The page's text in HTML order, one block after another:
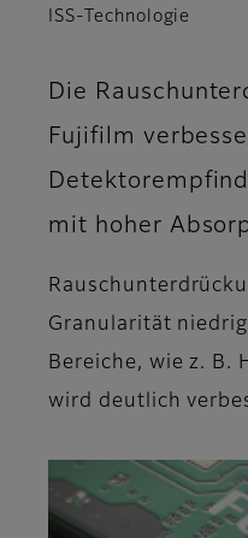
ISS-Technologie
Die
Fujifilm
mit hoher
Granularität
Bereiche, wie z. B.
wird deutlich